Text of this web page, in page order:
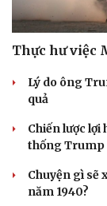
Thực hư việc
Lý do ông
quả
Chiến lược lợi
thống Trump
Chuyện gì sẽ
năm 1940?